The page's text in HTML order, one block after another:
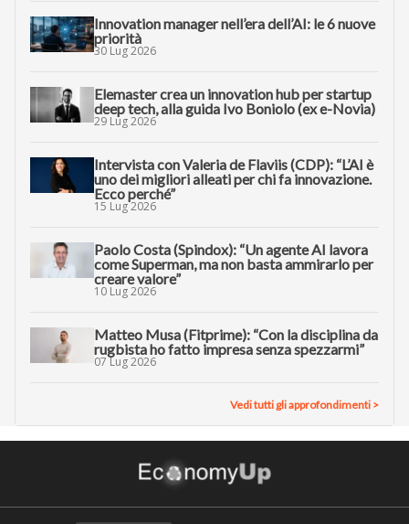
Innovation manager nell’era dell’AI: le 6 nuove
priorità
30 Lug 2026
Elemaster crea un innovation hub per startup
deep tech, alla guida Ivo Boniolo (ex e-Novia)
29 Lug 2026
Intervista con Valeria de Flaviis (CDP): “L’AI è
uno dei migliori alleati per chi fa innovazione.
Ecco perché”
15 Lug 2026
Paolo Costa (Spindox): “Un agente AI lavora
come Superman, ma non basta ammirarlo per
creare valore”
10 Lug 2026
Matteo Musa (Fitprime): “Con la disciplina da
rugbista ho fatto impresa senza spezzarmi”
07 Lug 2026
Vedi tutti gli approfondimenti >